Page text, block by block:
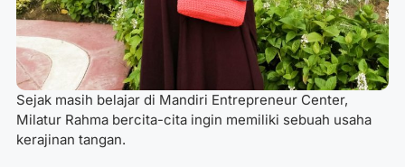
Sejak masih belajar di Mandiri Entrepreneur Center,
Milatur Rahma bercita-cita ingin memiliki sebuah usaha
kerajinan tangan.